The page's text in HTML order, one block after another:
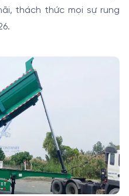
thách thức mọi sự rung